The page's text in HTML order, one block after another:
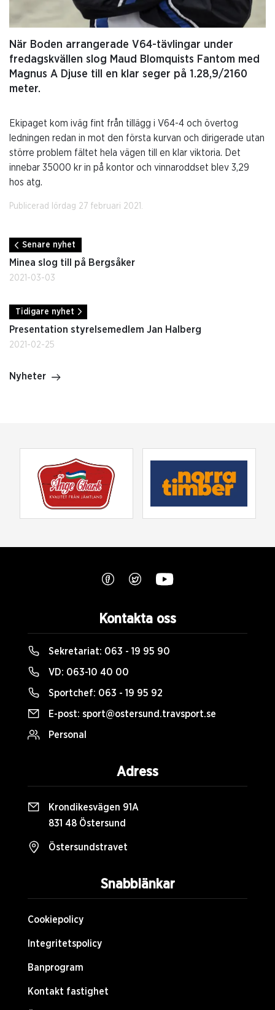
När Boden arrangerade V64-tävlingar under
fredagskvällen slog Maud Blomquists Fantom med
Magnus A Djuse till en klar seger på 1.28,9/2160
meter.
Ekipaget kom iväg fint från tillägg i V64-4 och övertog
ledningen redan in mot den första kurvan och dirigerade utan
större problem fältet hela vägen till en klar viktoria. Det
innebar 35000 kr in på kontor och vinnaroddset blev 3,29
hos atg.
Publicerad lördag 27 februari 2021.
Senare nyhet
Minea slog till på Bergsåker
2021-03-03
Tidigare nyhet
Presentation styrelsemedlem Jan Halberg
2021-02-25
Nyheter
Snabblänkar
Cookiepolicy
Integritetspolicy
Banprogram
Kontakt fastighet
Kontakta oss
Sekretariat: 063 - 19 95 90
VD: 063-10 40 00
Sportchef: 063 - 19 95 92
E-post: sport@ostersund.travsport.se
Personal
Adress
Krondikesvägen 91A
831 48 Östersund
Östersundstravet